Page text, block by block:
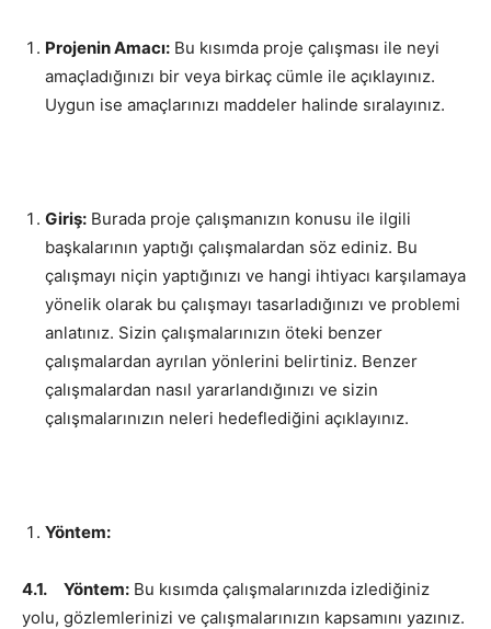
Projenin Amacı: Bu kısımda proje çalışması ile neyi
amaçladığınızı bir veya birkaç cümle ile açıklayınız.
Uygun ise amaçlarınızı maddeler halinde sıralayınız.
Giriş: Burada proje çalışmanızın konusu ile ilgili
başkalarının yaptığı çalışmalardan söz ediniz. Bu
çalışmayı niçin yaptığınızı ve hangi ihtiyacı karşılamaya
yönelik olarak bu çalışmayı tasarladığınızı ve problemi
anlatınız. Sizin çalışmalarınızın öteki benzer
çalışmalardan ayrılan yönlerini belirtiniz. Benzer
çalışmalardan nasıl yararlandığınızı ve sizin
çalışmalarınızın neleri hedeflediğini açıklayınız.
Yöntem:
4.1. Yöntem: Bu kısımda çalışmalarınızda izlediğiniz
yolu, gözlemlerinizi ve çalışmalarınızın kapsamını yazınız.